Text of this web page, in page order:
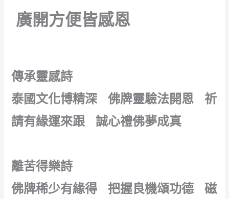
廣開方便皆感恩
傳承靈感詩
泰國文化博精深 佛牌靈驗法開恩 祈
請有緣運來跟 誠心禮佛夢成真
離苦得樂詩
佛牌稀少有緣得 把握良機頌功德 磁